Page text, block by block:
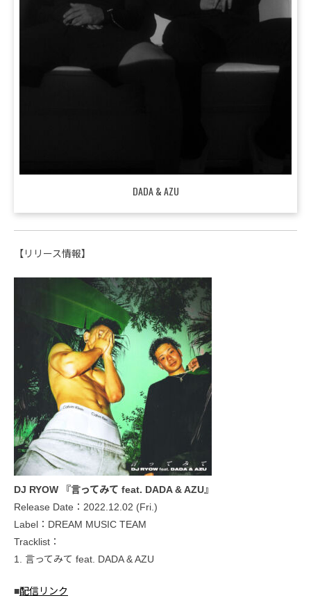
DADA & AZU
【リリース情報】
DJ RYOW 『言ってみて feat. DADA & AZU』
Release Date：2022.12.02 (Fri.)
Label：DREAM MUSIC TEAM
Tracklist：
1. 言ってみて feat. DADA & AZU
■配信リンク